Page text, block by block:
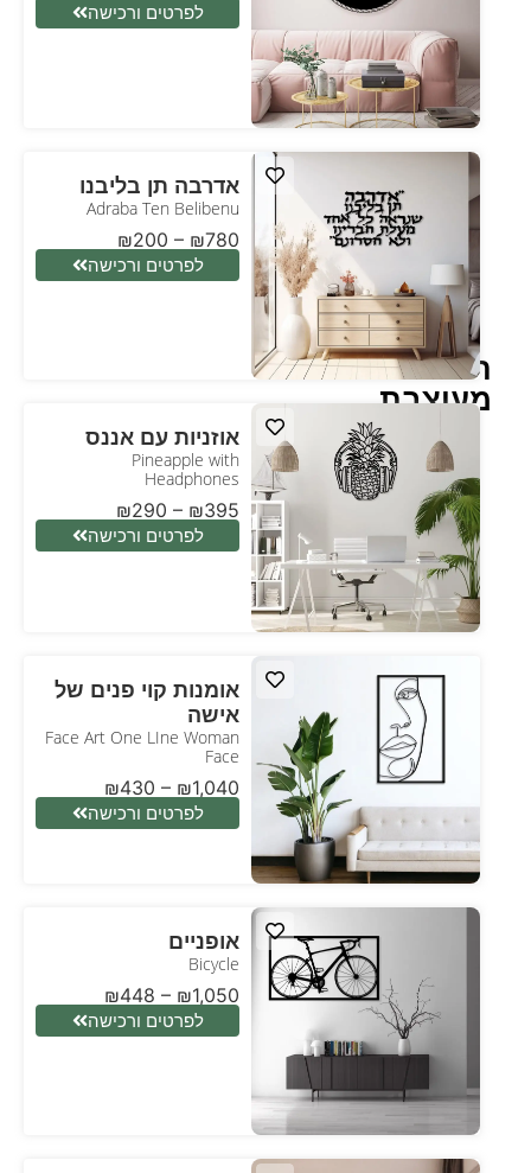
תמונה
מעוצבת
לפרטים ורכישה
אדרבה תן בליבנו
Adraba Ten Belibenu
₪200 – ₪780
לפרטים ורכישה
אוזניות עם אננס
Pineapple with
Headphones
₪290 – ₪395
לפרטים ורכישה
אומנות קוי פנים של
אישה
Face Art One LIne Woman
Face
₪430 – ₪1,040
לפרטים ורכישה
אופניים
Bicycle
₪448 – ₪1,050
לפרטים ורכישה